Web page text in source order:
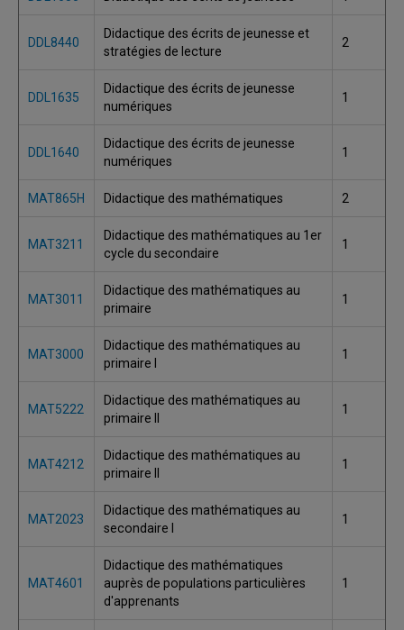
DDL8440
Didactique des écrits de jeunesse et
stratégies de lecture
2
DDL1635
Didactique des écrits de jeunesse
numériques
1
DDL1640
Didactique des écrits de jeunesse
numériques
1
MAT865H Didactique des mathématiques 2
MAT3211
Didactique des mathématiques au 1er
cycle du secondaire
1
MAT3011
Didactique des mathématiques au
primaire
1
MAT3000
Didactique des mathématiques au
primaire I
1
MAT5222
Didactique des mathématiques au
primaire II
1
MAT4212
Didactique des mathématiques au
primaire II
1
MAT2023
Didactique des mathématiques au
secondaire I
1
MAT4601
Didactique des mathématiques
auprès de populations particulières
d'apprenants
1